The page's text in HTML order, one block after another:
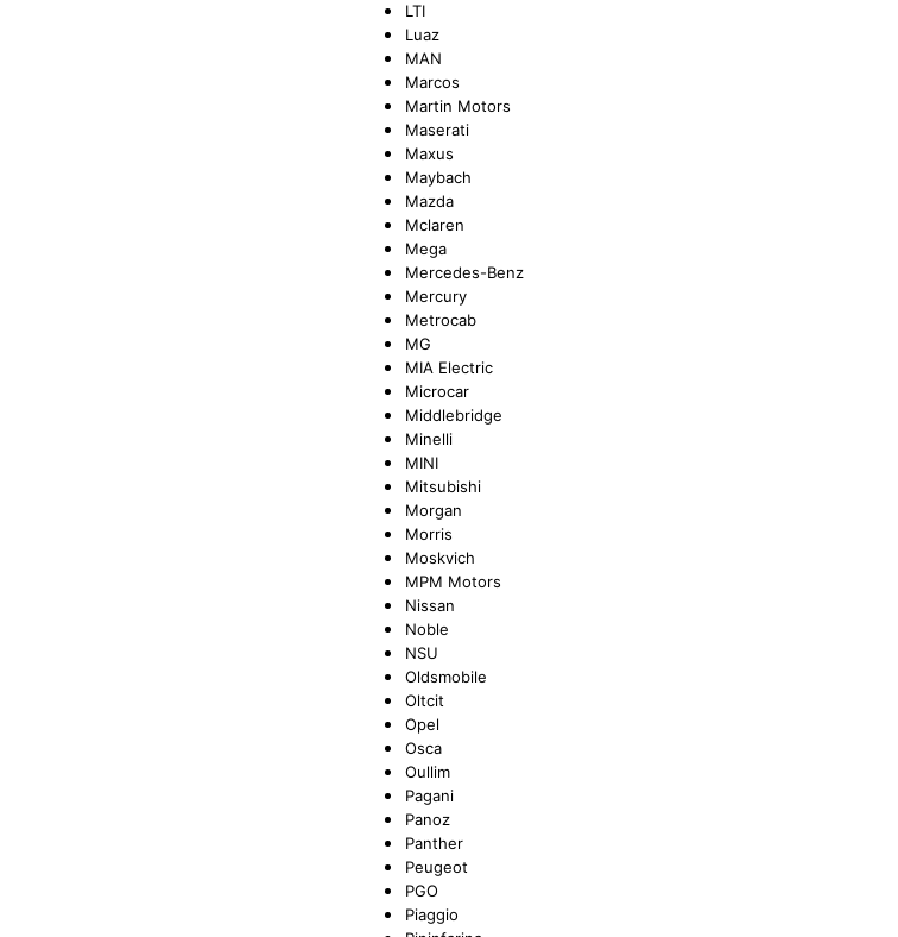
LTI
Luaz
MAN
Marcos
Martin Motors
Maserati
Maxus
Maybach
Mazda
Mclaren
Mega
Mercedes-Benz
Mercury
Metrocab
MG
MIA Electric
Microcar
Middlebridge
Minelli
MINI
Mitsubishi
Morgan
Morris
Moskvich
MPM Motors
Nissan
Noble
NSU
Oldsmobile
Oltcit
Opel
Osca
Oullim
Pagani
Panoz
Panther
Peugeot
PGO
Piaggio